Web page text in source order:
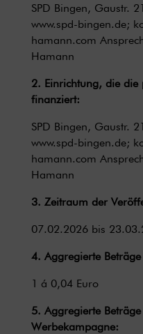
SPD Bingen, Gaustr.
www.spd-bingen.de;
hamann.com
Hamann
2. Einrichtung, die die
finanziert:
SPD Bingen, Gaustr.
www.spd-bingen.de;
hamann.com
Hamann
3. Zeitraum der
07.02.2026 bis
4. Aggregierte
1 á 0,04 Euro
5. Aggregierte
Werbekampagne: